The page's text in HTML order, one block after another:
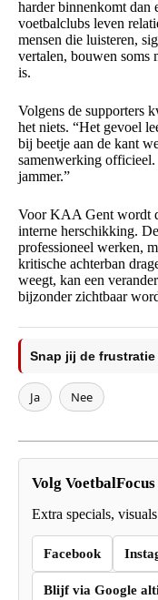
harder binnenkomt dan
voetbalclubs leven
mensen die luisteren,
vertalen, bouwen soms
is.
Volgens de supporters
het niets. “Het gevoel
bij beetje aan de kant
samenwerking
jammer.”
Voor KAA Gent wordt
interne herschikking.
professioneel werken,
kritische achterban
weegt, kan een
bijzonder zichtbaar
Snap jij de
Ja Nee
Volg VoetbalFocus
Extra specials,
Facebook
Blijf via Google